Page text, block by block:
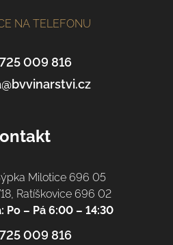
NA TELEFONU
009 816
Milotice 696 05
Ratíškovice 696 02
Po – Pá 6:00 – 14:30
009 816